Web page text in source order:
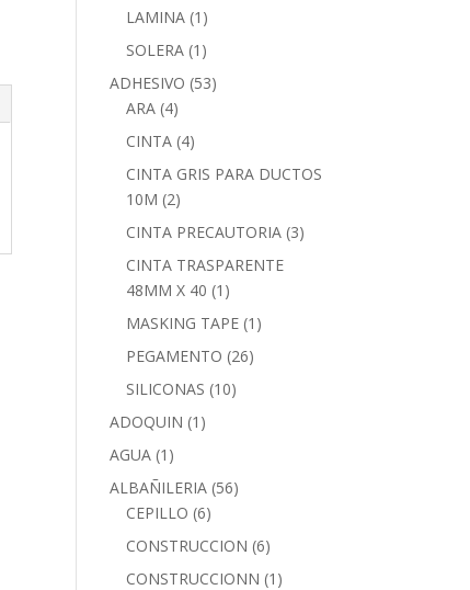
LAMINA (1)
SOLERA (1)
ADHESIVO (53)
ARA (4)
CINTA (4)
CINTA GRIS PARA DUCTOS
10M (2)
CINTA PRECAUTORIA (3)
CINTA TRASPARENTE
48MM X 40 (1)
MASKING TAPE (1)
PEGAMENTO (26)
SILICONAS (10)
ADOQUIN (1)
AGUA (1)
ALBAÑILERIA (56)
CEPILLO (6)
CONSTRUCCION (6)
CONSTRUCCIONN (1)